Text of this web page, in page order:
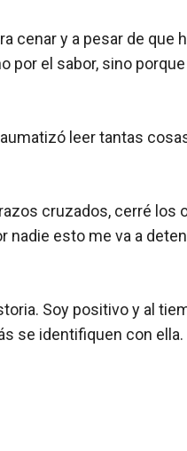
cenar y a pesar de
por el sabor, sino
leer tantas
cruzados, cerré
nadie esto me va a
Soy positivo y al
se identifiquen con